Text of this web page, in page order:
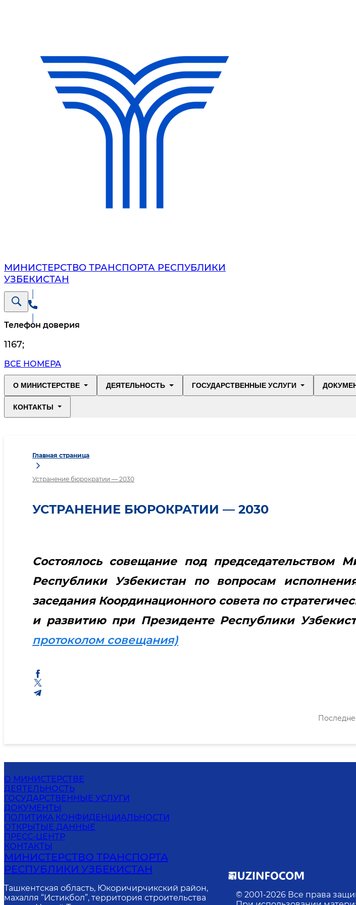
МИНИСТЕРСТВО ТРАНСПОРТА РЕСПУБЛИКИ
УЗБЕКИСТАН
Телефон доверия
1167;
ВСЕ НОМЕРА
О МИНИСТЕРСТВЕ ДЕЯТЕЛЬНОСТЬ ГОСУДАРСТВЕННЫЕ УСЛУГИ
КОНТАКТЫ
Главная страница
Устранение бюрократии — 2030
УСТРАНЕНИЕ БЮРОКРАТИИ — 2030
Состоялось совещание под председательством
Республики Узбекистан по вопросам
заседания Координационного совета по
и развитию при Президенте Республики
протоколом совещания)
О МИНИСТЕРСТВЕ
ДЕЯТЕЛЬНОСТЬ
ГОСУДАРСТВЕННЫЕ УСЛУГИ
ДОКУМЕНТЫ
ПОЛИТИКА КОНФИДЕНЦИАЛЬНОСТИ
ОТКРЫТЫЕ ДАННЫЕ
ПРЕСС-ЦЕНТР
КОНТАКТЫ
МИНИСТЕРСТВО ТРАНСПОРТА
РЕСПУБЛИКИ УЗБЕКИСТАН
Ташкентская область, Юкоричирчикский район,
махалля “Истикбол”, территория строительства
© 2001-2026 Все права